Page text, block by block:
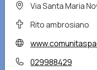
Via Santa Maria
Rito ambrosiano
029988429